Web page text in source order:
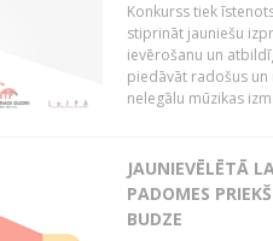
Konkurss tiek
stiprināt jauniešu
ievērošanu un
piedāvāt radošus
nelegālu mūzikas
JAUNIEVĒLĒTĀ
PADOMES
BUDZE